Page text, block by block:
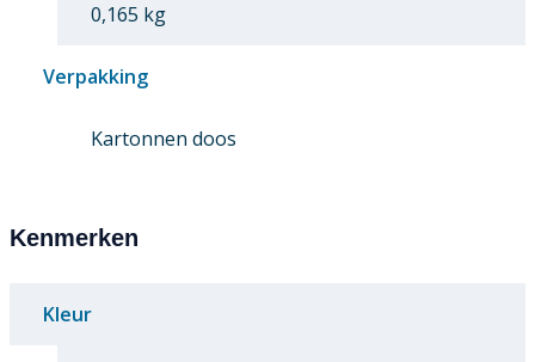
0,165 kg
Verpakking
Kartonnen doos
Kenmerken
Kleur